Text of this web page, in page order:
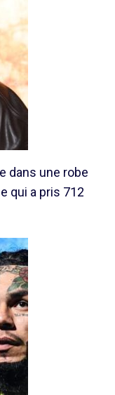
dans une robe
qui a pris 712